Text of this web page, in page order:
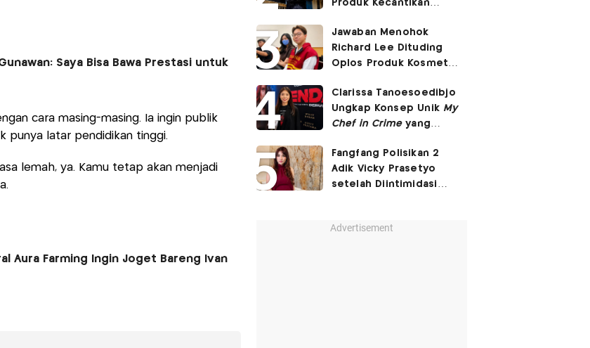
Saya Bisa Bawa Prestasi untuk
cara masing-masing. Ia ingin publik
punya latar pendidikan tinggi.
lemah, ya. Kamu tetap akan menjadi
Aura Farming Ingin Joget Bareng Ivan
Produk Kecantikan
ke Ani-Ani
Jawaban Menohok
Richard Lee Dituding
Oplos Produk Kosmetik
Clarissa Tanoesoedibjo
Ungkap Konsep Unik My
Chef in Crimeyang
Lain
Fangfang Polisikan 2
Adik Vicky Prasetyo
setelah Diintimidasi
Advertisement